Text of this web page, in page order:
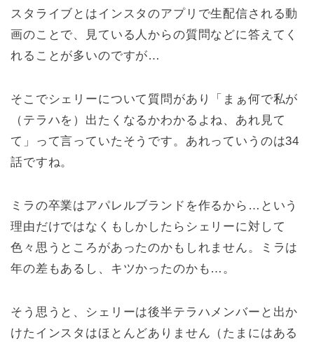
スタライブとはインスタのアプリで生配信される動
画のことで、見ている人からの質問などに答えてく
れることが多いのですが…
そこでシェリーについて質問があり「まぁ何で私が
（テラハを）出たくなるかわかるよね、あれ見て
て」って言っていたそうです。あれっていうのは34
話ですね。
ミラの卒業はアパレルブランドを作るから…という
理由だけではなくもしかしたらシェリーに対して
色々思うところがあったのかもしれません。ミラは
年の差もあるし、キツかったのかも…。
そう思うと、シェリーは後半テラハメンバーと出か
けたインスタはほとんどありません（たまにはある